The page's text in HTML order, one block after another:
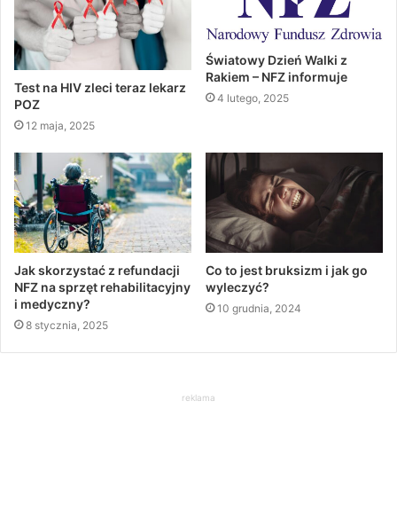
Test na HIV zleci teraz lekarz
POZ
12 maja, 2025
Światowy Dzień Walki z
Rakiem – NFZ informuje
4 lutego, 2025
Jak skorzystać z refundacji
NFZ na sprzęt rehabilitacyjny
i medyczny?
8 stycznia, 2025
Co to jest bruksizm i jak go
wyleczyć?
10 grudnia, 2024
reklama